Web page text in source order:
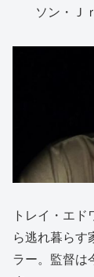
ソン・Ｊ
トレイ・エ
ら逃れ暮らす
ラー。監督は